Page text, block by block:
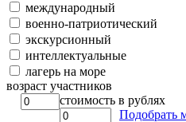
международный
военно-патриотический
экскурсионный
интеллектуальные
лагерь на море
возраст участников
стоимость в рублях
Подобрать